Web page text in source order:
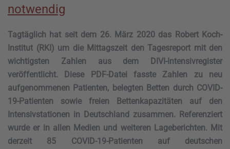
notwendig
Tagtäglich hat seit dem 26. März 2020 das Robert Koch-
Institut (RKI) um die Mittagszeit den Tagesreport mit den
wichtigsten Zahlen aus dem DIVI-Intensivregister
veröffentlicht. Diese PDF-Datei fasste Zahlen zu neu
aufgenommenen Patienten, belegten Betten durch COVID-
19-Patienten sowie freien Bettenkapazitäten auf den
Intensivstationen in Deutschland zusammen. Referenziert
wurde er in allen Medien und weiteren Lageberichten. Mit
derzeit 85 COVID-19-Patienten auf deutschen